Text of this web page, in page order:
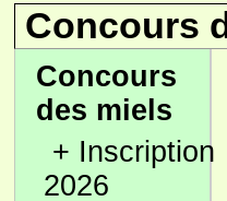
Concours
Concours
des miels
+ Inscription
2026